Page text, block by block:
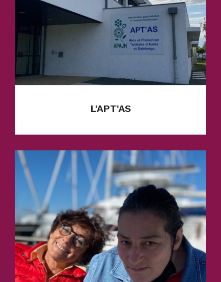
L'APT'AS
L’APT’AS (service tutelles) a été créé en
2005. C’est un service des tutelles gérant
1000 mesures.